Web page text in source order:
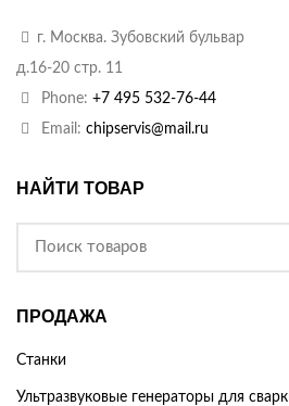
г. Москва. Зубовский бульвар
д.16-20 стр. 11
Phone: +7 495 532-76-44
Email: chipservis@mail.ru
НАЙТИ ТОВАР
ПРОДАЖА
Станки
Ультразвуковые генераторы для